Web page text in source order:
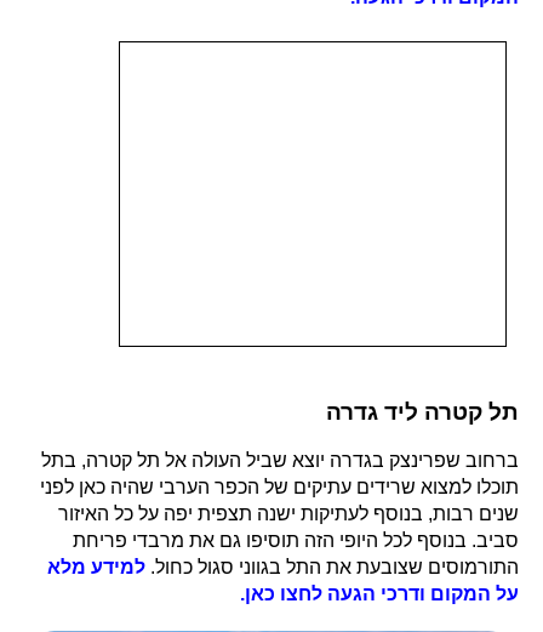
תל קטרה ליד גדרה
ברחוב שפרינצק בגדרה יוצא שביל העולה אל תל קטרה, בתל
תוכלו למצוא שרידים עתיקים של הכפר הערבי שהיה כאן לפני
שנים רבות, בנוסף לעתיקות ישנה תצפית יפה על כל האיזור
סביב. בנוסף לכל היופי הזה תוסיפו גם את מרבדי פריחת
התורמוסים שצובעת את התל בגווני סגול כחול. למידע מלא
על המקום ודרכי הגעה לחצו כאן.